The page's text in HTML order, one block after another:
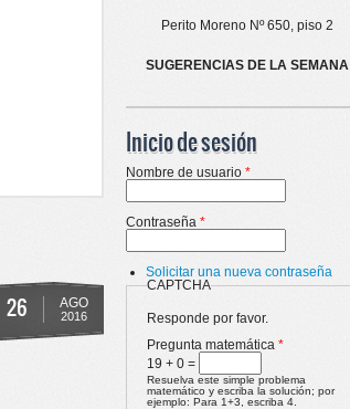
26 AGO
2016
Perito Moreno Nº 650, piso 2
SUGERENCIAS DE LA SEMANA
Inicio de sesión
Nombre de usuario *
Contraseña *
Solicitar una nueva contraseña
CAPTCHA
Responde por favor.
Pregunta matemática *
19 + 0 =
Resuelva este simple problema
matemático y escriba la solución; por
ejemplo: Para 1+3, escriba 4.